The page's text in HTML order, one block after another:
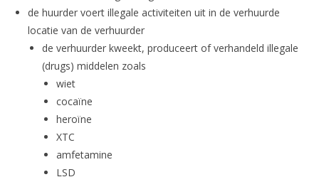
de huurder voert illegale activiteiten uit in de verhuurde
locatie van de verhuurder
de verhuurder kweekt, produceert of verhandeld illegale
(drugs) middelen zoals
wiet
cocaïne
heroïne
XTC
amfetamine
LSD